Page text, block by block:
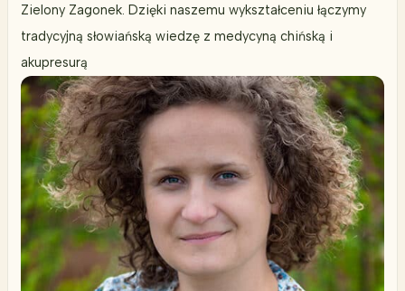
Zielony Zagonek. Dzięki naszemu wykształceniu łączymy
tradycyjną słowiańską wiedzę z medycyną chińską i
akupresurą